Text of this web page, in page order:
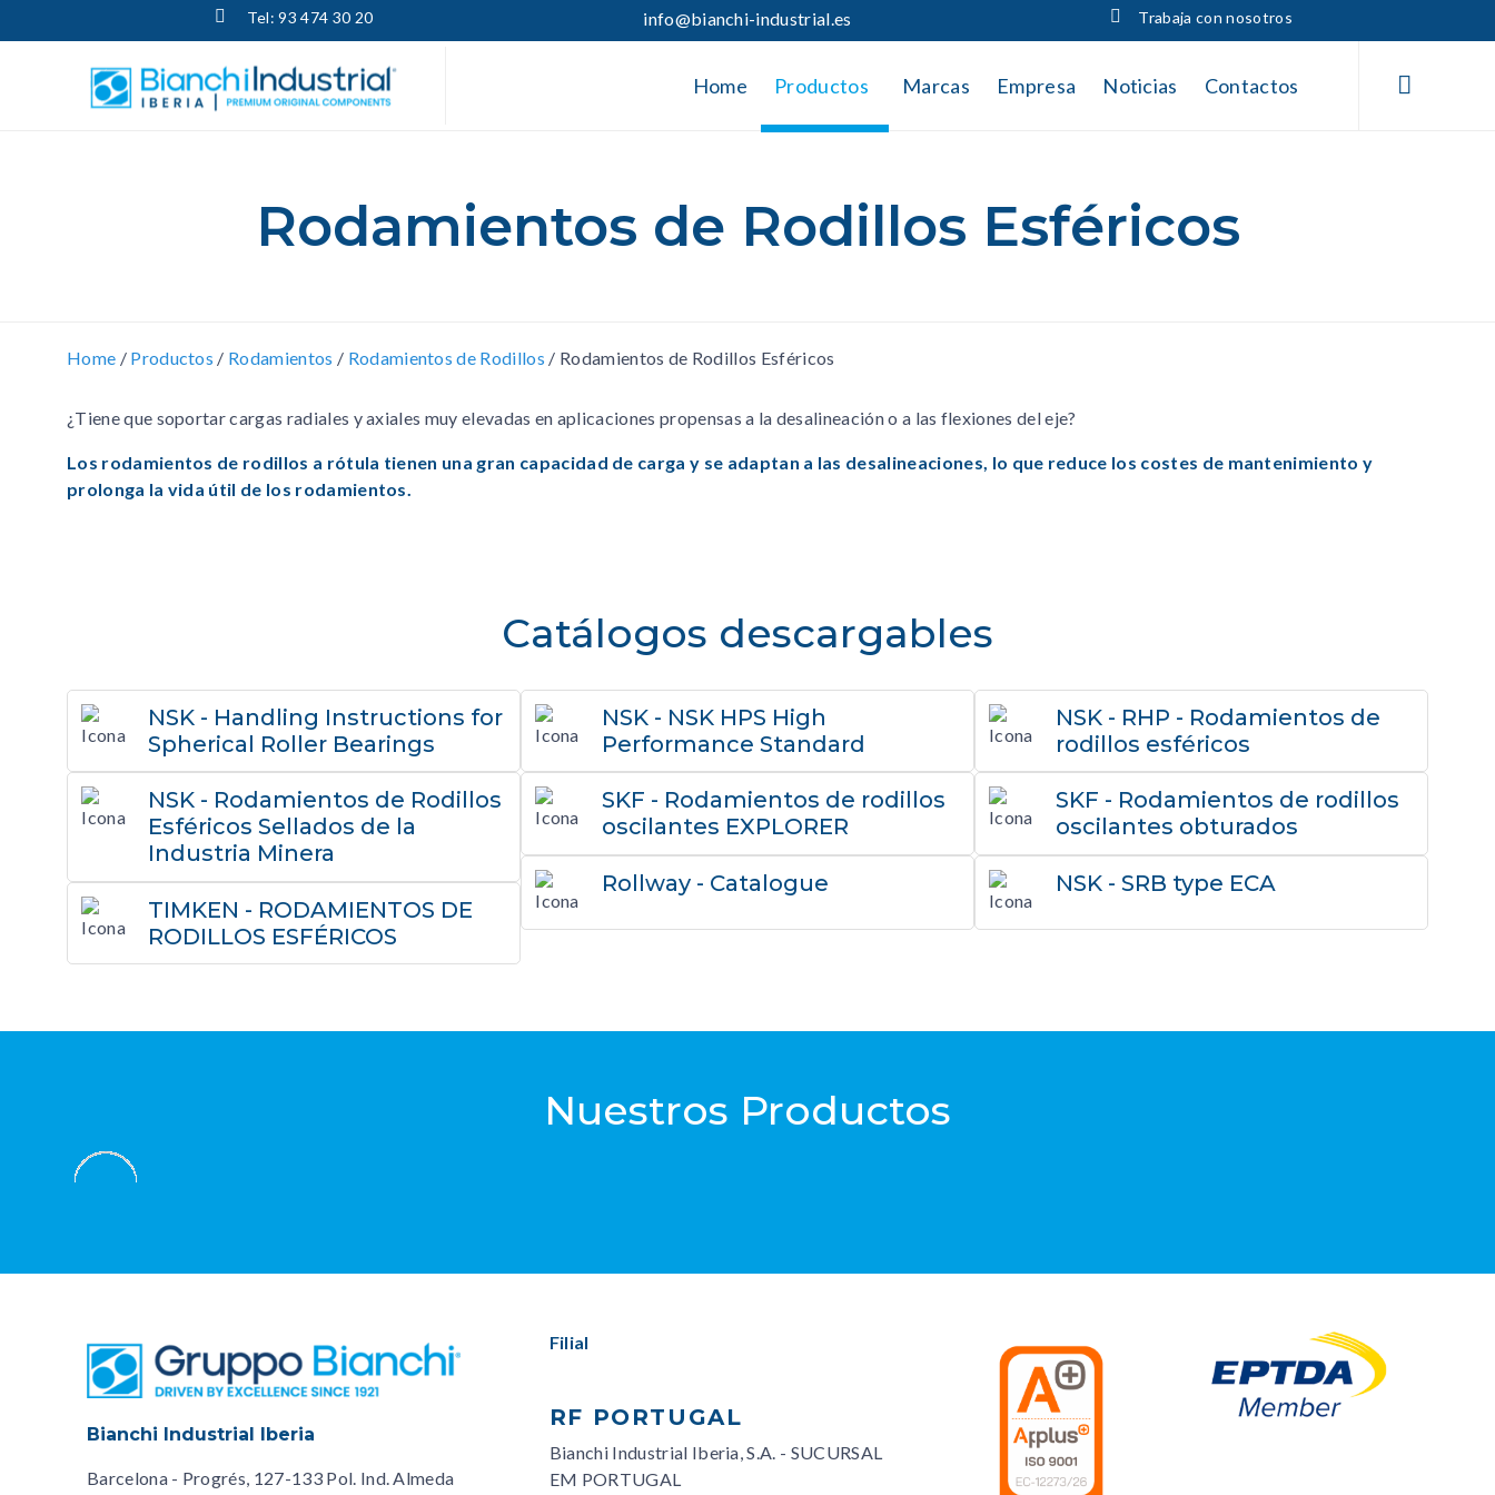
Tel: 93 474 30 20 info@bianchi-industrial.es Trabaja con nosotros
Home Productos Marcas Empresa Noticias Contactos 
Rodamientos de Rodillos Esféricos
Home / Productos / Rodamientos / Rodamientos de Rodillos / Rodamientos de Rodillos Esféricos
¿Tiene que soportar cargas radiales y axiales muy elevadas en aplicaciones propensas a la desalineación o a las flexiones del eje?
Los rodamientos de rodillos a rótula tienen una gran capacidad de carga y se adaptan a las desalineaciones, lo que reduce los costes de mantenimiento y
prolonga la vida útil de los rodamientos.
Catálogos descargables
NSK - Handling Instructions for
Spherical Roller Bearings
NSK - Rodamientos de Rodillos
Esféricos Sellados de la
Industria Minera
TIMKEN - RODAMIENTOS DE
RODILLOS ESFÉRICOS
NSK - NSK HPS High
Performance Standard
SKF - Rodamientos de rodillos
oscilantes EXPLORER
Rollway - Catalogue
NSK - RHP - Rodamientos de
rodillos esféricos
SKF - Rodamientos de rodillos
oscilantes obturados
NSK - SRB type ECA
Nuestros Productos
Bianchi Industrial Iberia
Barcelona - Progrés, 127-133 Pol. Ind. Almeda
Filial
RF PORTUGAL
Bianchi Industrial Iberia, S.A. - SUCURSAL
EM PORTUGAL